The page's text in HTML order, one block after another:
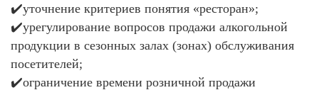
✔️уточнение критериев понятия «ресторан»;
✔️урегулирование вопросов продажи алкогольной
продукции в сезонных залах (зонах) обслуживания
посетителей;
✔️ограничение времени розничной продажи